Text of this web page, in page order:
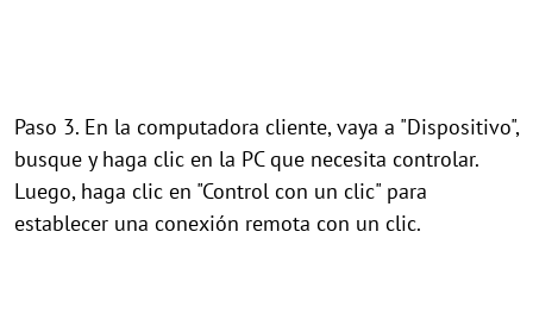
Paso 3. En la computadora cliente, vaya a "Dispositivo",
busque y haga clic en la PC que necesita controlar.
Luego, haga clic en "Control con un clic" para
establecer una conexión remota con un clic.